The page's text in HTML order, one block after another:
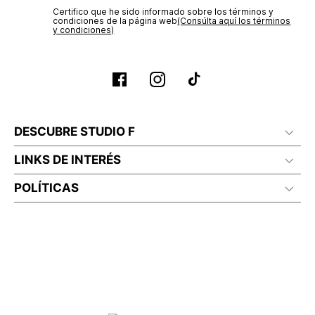
Certifico que he sido informado sobre los términos y
condiciones de la página web‎(Consúlta aquí los términos
y condiciones)
DESCUBRE STUDIO F
LINKS DE INTERÉS
POLÍTICAS